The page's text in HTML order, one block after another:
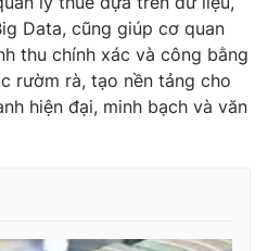
Data, cũng giúp cơ quan
thu chính xác và công bằng
rườm rà, tạo nền tảng cho
hiện đại, minh bạch và văn